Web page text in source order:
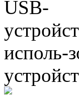
исполь-